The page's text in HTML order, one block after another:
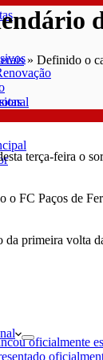
» Definido o
terça-feira o
o FC Paços de
primeira volta
oficialmente